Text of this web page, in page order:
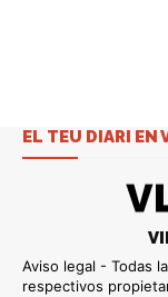
EL TEU DIARI EN
Aviso legal - Todas
respectivos